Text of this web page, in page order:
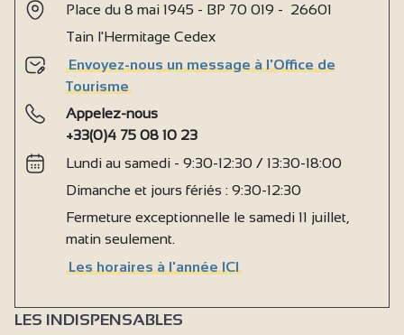
Place du 8 mai 1945 - BP 70 019 - 26601
Tain l'Hermitage Cedex
Envoyez-nous un message à l'Office de
Tourisme
Appelez-nous
+33(0)4 75 08 10 23
Lundi au samedi - 9:30-12:30 / 13:30-18:00
Dimanche et jours fériés : 9:30-12:30
Fermeture exceptionnelle le samedi 11 juillet,
matin seulement.
Les horaires à l'année ICI
LES INDISPENSABLES